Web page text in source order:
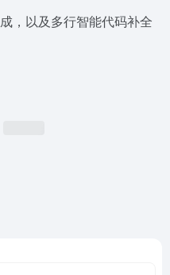
，以及多行智能代码补全